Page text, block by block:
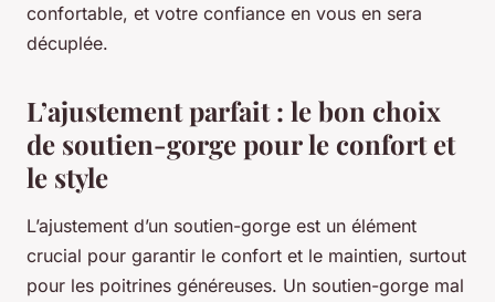
confortable, et votre confiance en vous en sera
décuplée.
L’ajustement parfait : le bon choix
de soutien-gorge pour le confort et
le style
L’ajustement d’un soutien-gorge est un élément
crucial pour garantir le confort et le maintien, surtout
pour les poitrines généreuses. Un soutien-gorge mal